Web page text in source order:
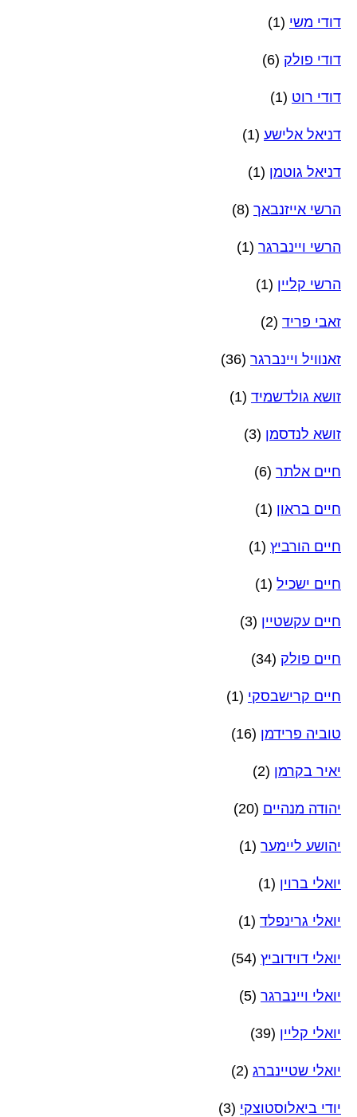
דודי משי (1)
דודי פולק (6)
דודי רוט (1)
דניאל אלישע (1)
דניאל גוטמן (1)
הרשי אייזנבאך (8)
הרשי ויינברגר (1)
הרשי קליין (1)
זאבי פריד (2)
זאנוויל ויינברגר (36)
זושא גולדשמיד (1)
זושא לנדסמן (3)
חיים אלתר (6)
חיים בראון (1)
חיים הורביץ (1)
חיים ישכיל (1)
חיים עקשטיין (3)
חיים פולק (34)
חיים קרישבסקי (1)
טוביה פרידמן (16)
יאיר בקרמן (2)
יהודה מנהיים (20)
יהושע ליימער (1)
יואלי ברוין (1)
יואלי גרינפלד (1)
יואלי דוידוביץ (54)
יואלי ויינברגר (5)
יואלי קליין (39)
יואלי שטיינברג (2)
יודי ביאלוסטוצקי (3)